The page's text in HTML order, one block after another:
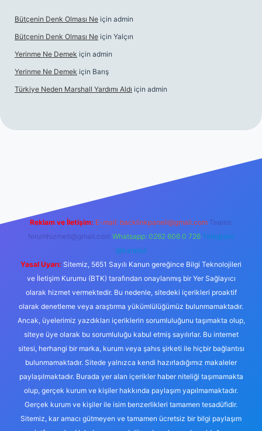
Bütçenin Denk Olması Ne için admin
Bütçenin Denk Olması Ne için Yalçın
Yerinme Ne Demek için admin
Yerinme Ne Demek için Barış
Türkiye Neden Marshall Yardımı Aldı için admin
hiltonbet yeni giriş
Reklam ve İletişim: E-mail: backlinkpaneli@gmail.com Teams:
forumhizmeti@gmail.com Whatsapp: 0262 606 0 726 Telegram:
@karabul
Yasal Uyarı: Sitemiz, 5651 Sayılı Kanun gereğince Bilgi Teknolojileri
ve İletişim Kurumu (BTK) tarafından onaylanmış bir Yer Sağlayıcı
olarak hizmet vermektedir. Bu nedenle, sitedeki içerikleri proaktif
olarak denetleme veya araştırma yükümlülüğümüz bulunmamaktadır.
Ancak, üyelerimiz yazdıkları içeriklerin sorumluluğunu taşımakta olup,
siteye üye olarak bu sorumluluğu kabul etmiş sayılırlar. Bu internet
sitesi, herhangi bir marka, kurum veya şahıs şirketi ile hiçbir bağlantısı
bulunmamaktadır. Sitede yalnızca kendi hazırladığımız makaleler
paylaşılmaktadır. Burada yer alan içerikler haber niteliği taşımamakta
olup, gerçek kurum ve kişiler hakkında paylaşım yapılmamaktadır.
Gerçek kurum ve kişiler ile isim benzerlikleri tamamen tesadüfidir.
Sitemiz, kar amacı gütmeyen ve tamamen ücretsiz bir bilgi paylaşım